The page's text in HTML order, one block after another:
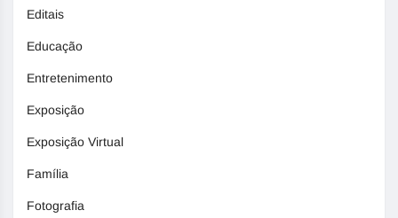
Editais
Educação
Entretenimento
Exposição
Exposição Virtual
Família
Fotografia